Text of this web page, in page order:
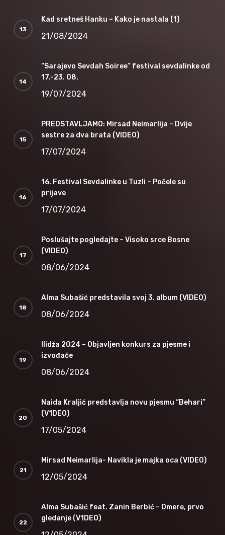
Kad sretneš Hanku – Kako je nastala (1)
21/08/2024
“Sarajevo Sevdah Soiree” festival sevdalinke od
17.-23. 08.
19/07/2024
PREDSTAVLJAMO: Mirsad Neimarlija – Dvije
sestre za dva brata (VIDEO)
17/07/2024
16. Festival Sevdalinke u Tuzli – Počele su
prijave
17/07/2024
Poslušajte pogledajte – Visoko srce Bosne
(VIDEO)
08/06/2024
Alma Subašić predstavila svoj 3. album (VIDEO)
08/06/2024
Ilidža 2024 – Objavljen konkurs za pjesme i
izvođače
08/06/2024
Naida Kraljić predstavlja novu pjesmu “Behari”
(V1DEO)
17/05/2024
Mirsad Neimarlija- Navikla je majka oca (VIDEO)
12/05/2024
Alma Subašić feat. Zanin Berbić – Omere, prvo
gledanje (V1DEO)